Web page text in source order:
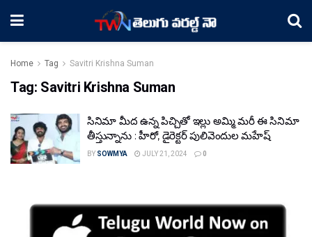
Home Tag Savitri Krishna Suman
Tag: Savitri Krishna Suman
సినిమా మీద ఉన్న పిచ్చితో ఇల్లు అమ్మి మరీ ఈ సినిమా
తీస్తున్నాను : హీరో, డైరెక్టర్ పులివెందుల మహేష్
BY SOWMYA JULY 21, 2024 0